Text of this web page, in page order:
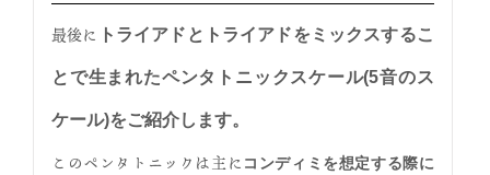
最後に トライアドとトライアドをミックスするこ
とで生まれたペンタトニックスケール(5音のス
ケール)をご紹介します。
このペンタトニックは主に コンディミを想定する際に